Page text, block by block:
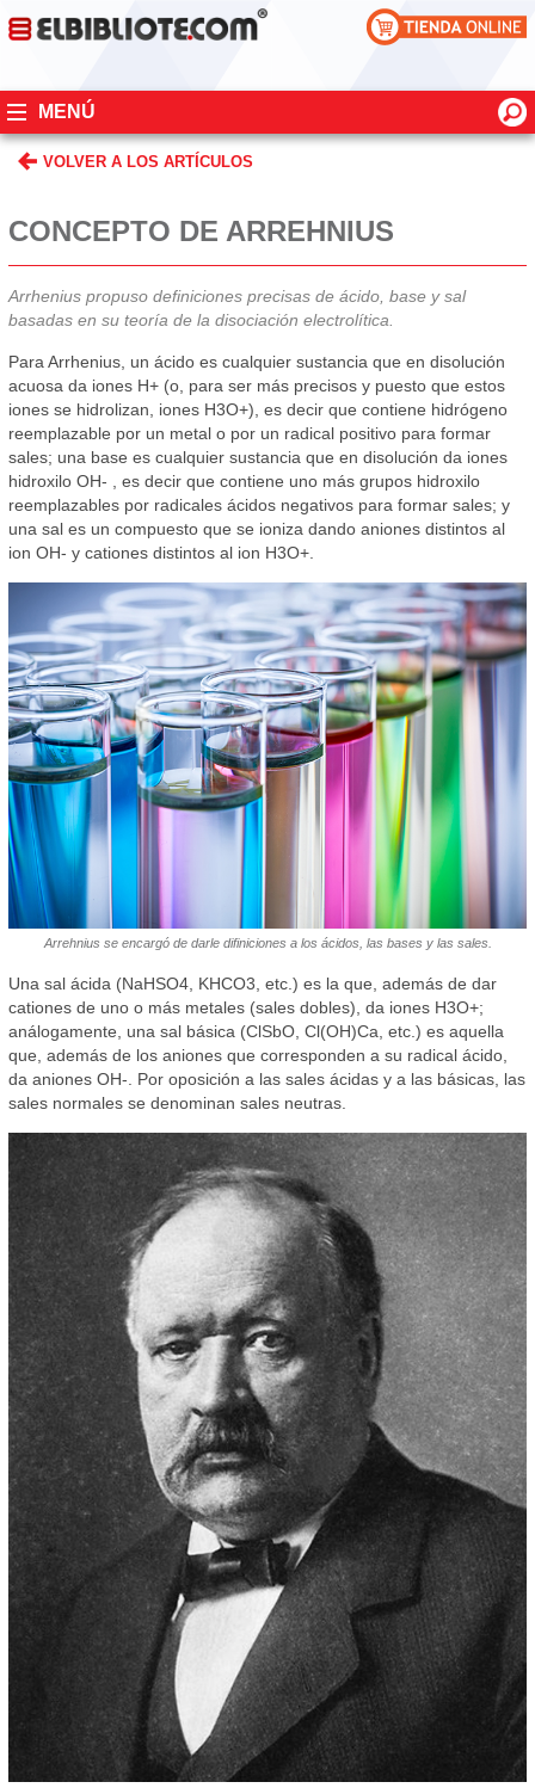
MENÚ
VOLVER A LOS ARTÍCULOS
CONCEPTO DE ARREHNIUS
Arrhenius propuso definiciones precisas de ácido, base y sal
basadas en su teoría de la disociación electrolítica.
Para Arrhenius, un ácido es cualquier sustancia que en disolución
acuosa da iones H+ (o, para ser más precisos y puesto que estos
iones se hidrolizan, iones H3O+), es decir que contiene hidrógeno
reemplazable por un metal o por un radical positivo para formar
sales; una base es cualquier sustancia que en disolución da iones
hidroxilo OH- , es decir que contiene uno más grupos hidroxilo
reemplazables por radicales ácidos negativos para formar sales; y
una sal es un compuesto que se ioniza dando aniones distintos al
ion OH- y cationes distintos al ion H3O+.
Arrehnius se encargó de darle difiniciones a los ácidos, las bases y las sales.
Una sal ácida (NaHSO4, KHCO3, etc.) es la que, además de dar
cationes de uno o más metales (sales dobles), da iones H3O+;
análogamente, una sal básica (ClSbO, Cl(OH)Ca, etc.) es aquella
que, además de los aniones que corresponden a su radical ácido,
da aniones OH-. Por oposición a las sales ácidas y a las básicas, las
sales normales se denominan sales neutras.